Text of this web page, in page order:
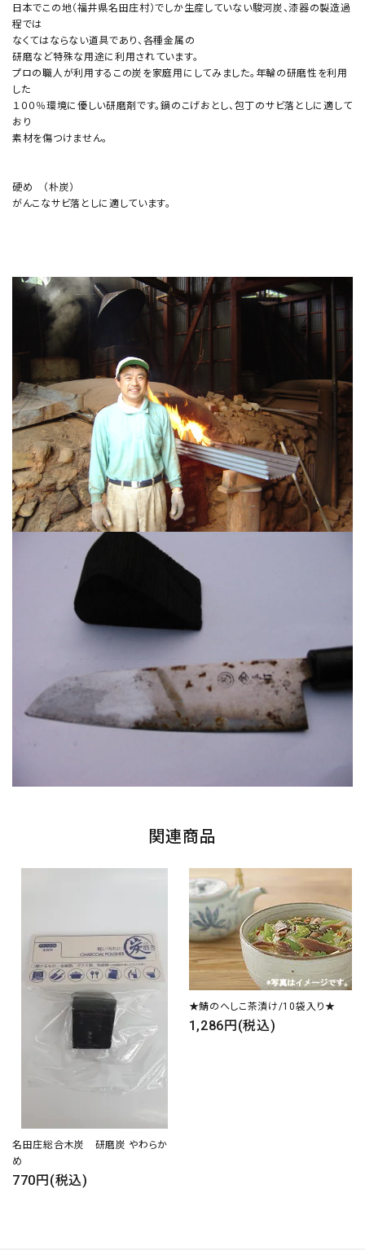
日本でこの地（福井県名田庄村）でしか生産していない駿河炭、漆器の製造過
程では
なくてはならない道具であり、各種金属の
研磨など特殊な用途に利用されています。
プロの職人が利用するこの炭を家庭用にしてみました。年輪の研磨性を利用
した
１００％環境に優しい研磨剤です。鍋のこげおとし、包丁のサビ落としに適して
おり
素材を傷つけません。
硬め （朴炭）
がんこなサビ落としに適しています。
関連商品
名田庄総合木炭 研磨炭 やわらか
め
770円(税込)
★鯖のへしこ茶漬け/10袋入り★
1,286円(税込)